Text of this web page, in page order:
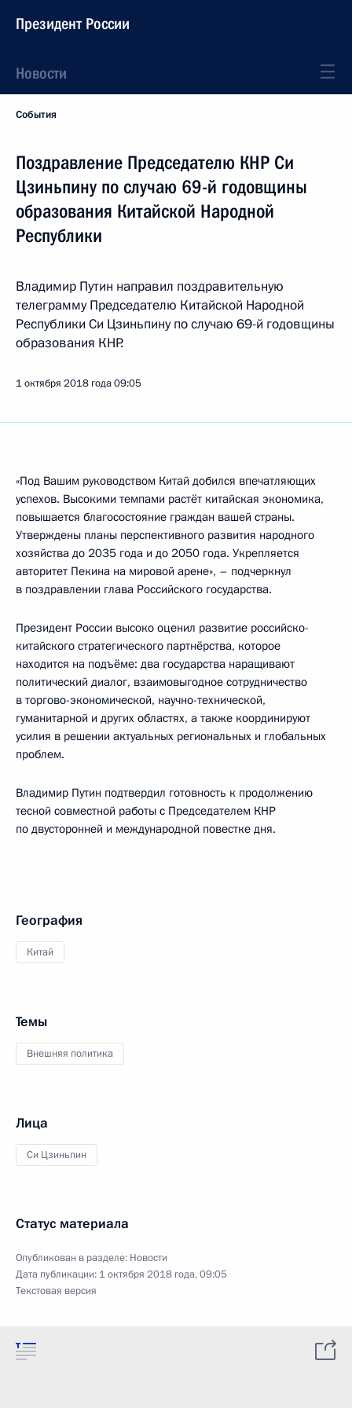
Президент России
Новости
События
Поздравление Председателю КНР Си
Цзиньпину по случаю 69-й годовщины
образования Китайской Народной
Республики
Владимир Путин направил поздравительную
телеграмму Председателю Китайской Народной
Республики Си Цзиньпину по случаю 69-й годовщины
образования КНР.
1 октября 2018 года09:05
«Под Вашим руководством Китай добился впечатляющих
успехов. Высокими темпами растёт китайская экономика,
повышается благосостояние граждан вашей страны.
Утверждены планы перспективного развития народного
хозяйства до 2035 года и до 2050 года. Укрепляется
авторитет Пекина на мировой арене», – подчеркнул
в поздравлении глава Российского государства.
Президент России высоко оценил развитие российско-
китайского стратегического партнёрства, которое
находится на подъёме: два государства наращивают
политический диалог, взаимовыгодное сотрудничество
в торгово-экономической, научно-технической,
гуманитарной и других областях, а также координируют
усилия в решении актуальных региональных и глобальных
проблем.
Владимир Путин подтвердил готовность к продолжению
тесной совместной работы с Председателем КНР
по двусторонней и международной повестке дня.
География
Китай
Темы
Внешняя политика
Лица
Си Цзиньпин
Статус материала
Опубликован в разделе: Новости
Дата публикации: 1 октября 2018 года, 09:05
Текстовая версия